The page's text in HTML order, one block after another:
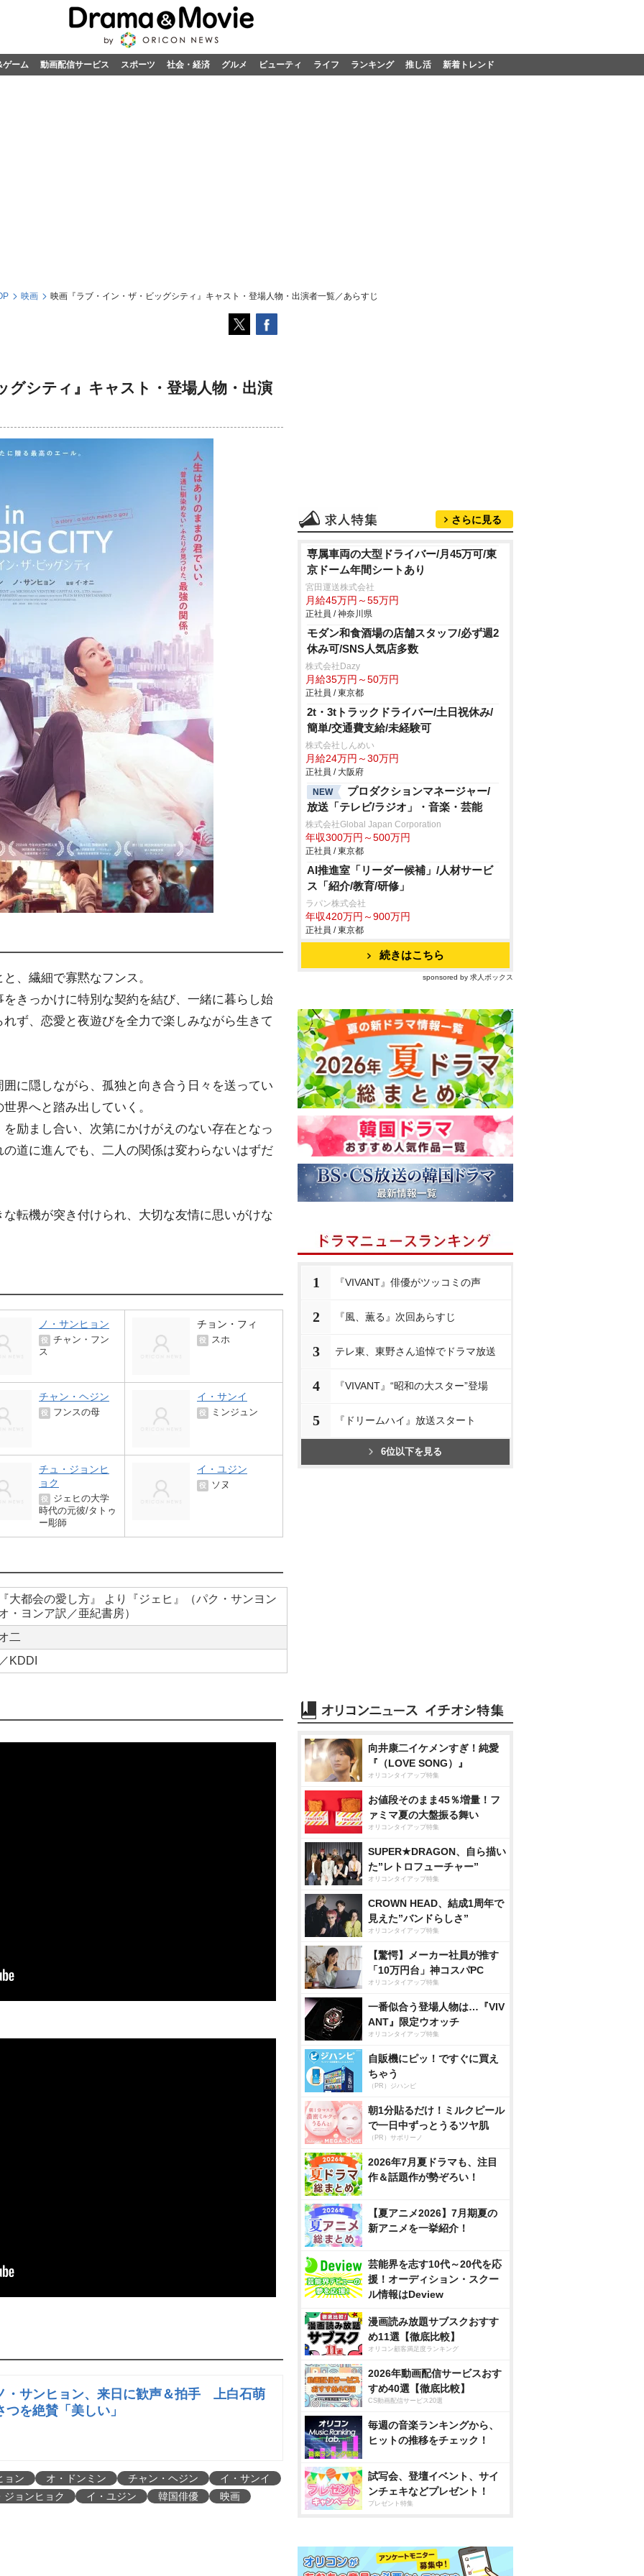
ゲーム 動画配信サービス スポーツ 社会・経済 グルメ ビューティ ライフ ランキング 推し活 新着トレンド
映画 映画『ラブ・イン・ザ・ビッグシティ』キャスト・登場人物・出演者一覧／あらすじ
グシティ』キャスト・登場人物・出演
、繊細で寡黙なフンス。
きっかけに特別な契約を結び、一緒に暮らし始
ず、恋愛と夜遊びを全力で楽しみながら生きて
に隠しながら、孤独と向き合う日々を送ってい
界へと踏み出していく。
励まし合い、次第にかけがえのない存在となっ
道に進んでも、二人の関係は変わらないはずだ
転機が突き付けられ、大切な友情に思いがけな
ノ・サンヒョン
役
チャン・フン
ス
チョン・フィ
役 スホ
チャン・ヘジン
役 フンスの母
イ・サンイ
役 ミンジュン
チュ・ジョンヒ
ョク
役
ジェヒの大学
時代の元彼/タトゥ
ー彫師
イ・ユジン
役 ソヌ
大都会の愛し方』 より『ジェヒ』（パク・サンヨン
・ヨンア訳／亜紀書房）
二
KDDI
・サンヒョン、来日に歓声＆拍手 上白石萌
を絶賛「美しい」
ョン オ・ドンミン チャン・ヘジン
イ・サンイ
ジョンヒョク
イ・ユジン 韓国俳優 映画
さらに見る
専属車両の大型ドライバー/月45万可/東
京ドーム年間シートあり
宮田運送株式会社
月給45万円～55万円
正社員 / 神奈川県
モダン和食酒場の店舗スタッフ/必ず週2
休み可/SNS人気店多数
株式会社Dazy
月給35万円～50万円
正社員 / 東京都
2t・3tトラックドライバー/土日祝休み/
簡単/交通費支給/未経験可
株式会社しんめい
月給24万円～30万円
正社員 / 大阪府
NEW
プロダクションマネージャー/
放送「テレビ/ラジオ」・音楽・芸能
株式会社Global Japan Corporation
年収300万円～500万円
正社員 / 東京都
AI推進室「リーダー候補」/人材サービ
ス「紹介/教育/研修」
ラパン株式会社
年収420万円～900万円
正社員 / 東京都
続きはこちら
sponsored by 求人ボックス
1 『VIVANT』俳優がツッコミの声
2 『風、薫る』次回あらすじ
3 テレ東、東野さん追悼でドラマ放送
4 『VIVANT』“昭和の大スター”登場
5 『ドリームハイ』放送スタート
6位以下を見る
向井康二イケメンすぎ！純愛
『（LOVE SONG）』
オリコンタイアップ特集
お値段そのまま45％増量！フ
ァミマ夏の大盤振る舞い
オリコンタイアップ特集
SUPER★DRAGON、自ら描い
た”レトロフューチャー”
オリコンタイアップ特集
CROWN HEAD、結成1周年で
見えた”バンドらしさ”
オリコンタイアップ特集
【驚愕】メーカー社員が推す
「10万円台」神コスパPC
オリコンタイアップ特集
一番似合う登場人物は…『VIV
ANT』限定ウオッチ
オリコンタイアップ特集
自販機にピッ！ですぐに買え
ちゃう
（PR）ジハンピ
朝1分貼るだけ！ミルクピール
で一日中ずっとうるツヤ肌
（PR）サボリーノ
2026年7月夏ドラマも、注目
作＆話題作が勢ぞろい！
【夏アニメ2026】7月期夏の
新アニメを一挙紹介！
芸能界を志す10代～20代を応
援！オーディション・スクー
ル情報はDeview
漫画読み放題サブスクおすす
め11選【徹底比較】
オリコン顧客満足度ランキング
2026年動画配信サービスおす
すめ40選【徹底比較】
CS動画配信サービス20選
毎週の音楽ランキングから、
ヒットの推移をチェック！
試写会、登壇イベント、サイ
ンチェキなどプレゼント！
プレゼント特集